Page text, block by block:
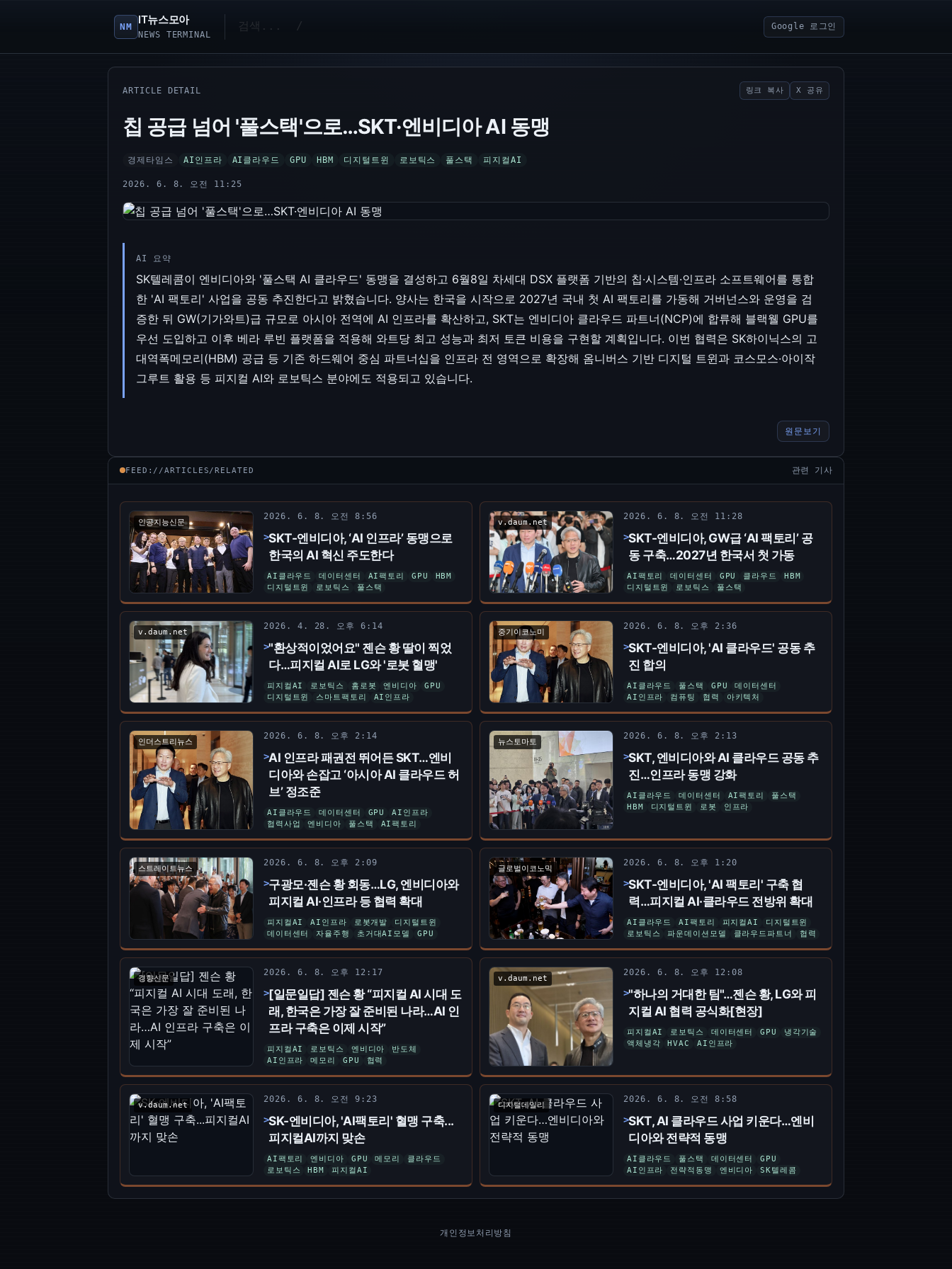
NM IT뉴스모아
NEWS TERMINAL
Google 로그인
ARTICLE DETAIL 링크 복사 X 공유
칩 공급 넘어 '풀스택'으로…SKT·엔비디아 AI 동맹
경제타임스 AI인프라 AI클라우드 GPU HBM 디지털트윈 로보틱스 풀스택 피지컬AI
2026. 6. 8. 오전 11:25
AI 요약
SK텔레콤이 엔비디아와 '풀스택 AI 클라우드' 동맹을 결성하고 6월8일 차세대 DSX 플랫폼 기반의 칩·시스템·인프라 소프트웨어를 통합
한 'AI 팩토리' 사업을 공동 추진한다고 밝혔습니다. 양사는 한국을 시작으로 2027년 국내 첫 AI 팩토리를 가동해 거버넌스와 운영을 검
증한 뒤 GW(기가와트)급 규모로 아시아 전역에 AI 인프라를 확산하고, SKT는 엔비디아 클라우드 파트너(NCP)에 합류해 블랙웰 GPU를
우선 도입하고 이후 베라 루빈 플랫폼을 적용해 와트당 최고 성능과 최저 토큰 비용을 구현할 계획입니다. 이번 협력은 SK하이닉스의 고
대역폭메모리(HBM) 공급 등 기존 하드웨어 중심 파트너십을 인프라 전 영역으로 확장해 옴니버스 기반 디지털 트윈과 코스모스·아이작
그루트 활용 등 피지컬 AI와 로보틱스 분야에도 적용되고 있습니다.
원문보기
FEED://ARTICLES/RELATED 관련 기사
인공지능신문
2026. 6. 8. 오전 8:56
SKT-엔비디아, ‘AI 인프라’ 동맹으로
한국의 AI 혁신 주도한다
AI클라우드 데이터센터 AI팩토리 GPU
HBM
디지털트윈
로보틱스 풀스택
v.daum.net
2026. 6. 8. 오전 11:28
SKT-엔비디아, GW급 ‘AI 팩토리’ 공
동 구축…2027년 한국서 첫 가동
AI팩토리 데이터센터 GPU 클라우드
HBM
디지털트윈
로보틱스 풀스택
v.daum.net
2026. 4. 28. 오후 6:14
"환상적이었어요" 젠슨 황 딸이 찍었
다…피지컬 AI로 LG와 '로봇 혈맹'
피지컬AI 로보틱스 홈로봇 엔비디아
GPU
디지털트윈
스마트팩토리 AI인프라
중기이코노미
2026. 6. 8. 오후 2:36
SKT-엔비디아, 'AI 클라우드' 공동 추
진 합의
AI클라우드 풀스택 GPU
데이터센터
AI인프라
컴퓨팅 협력 아키텍처
인더스트리뉴스
2026. 6. 8. 오후 2:14
AI 인프라 패권전 뛰어든 SKT…엔비
디아와 손잡고 ‘아시아 AI 클라우드 허
브’ 정조준
AI클라우드 데이터센터 GPU
AI인프라
협력사업
엔비디아 풀스택 AI팩토리
뉴스토마토
2026. 6. 8. 오후 2:13
SKT, 엔비디아와 AI 클라우드 공동 추
진…인프라 동맹 강화
AI클라우드 데이터센터 AI팩토리
풀스택
HBM
디지털트윈 로봇 인프라
스트레이트뉴스
2026. 6. 8. 오후 2:09
구광모·젠슨 황 회동…LG, 엔비디아와
피지컬 AI·인프라 등 협력 확대
피지컬AI AI인프라 로봇개발
디지털트윈
데이터센터
자율주행 초거대AI모델 GPU
글로벌이코노믹
2026. 6. 8. 오후 1:20
SKT-엔비디아, 'AI 팩토리' 구축 협
력…피지컬 AI·클라우드 전방위 확대
AI클라우드 AI팩토리 피지컬AI
디지털트윈
로보틱스
파운데이션모델 클라우드파트너 협력
경향신문
2026. 6. 8. 오후 12:17
[일문일답] 젠슨 황 “피지컬 AI 시대 도
래, 한국은 가장 잘 준비된 나라…AI 인
프라 구축은 이제 시작”
피지컬AI 로보틱스 엔비디아
반도체
AI인프라
메모리 GPU 협력
v.daum.net
2026. 6. 8. 오후 12:08
"하나의 거대한 팀"…젠슨 황, LG와 피
지컬 AI 협력 공식화[현장]
피지컬AI 로보틱스 데이터센터 GPU
냉각기술
액체냉각
HVAC AI인프라
v.daum.net
2026. 6. 8. 오전 9:23
SK-엔비디아, 'AI팩토리' 혈맹 구축...
피지컬AI까지 맞손
AI팩토리 엔비디아 GPU 메모리
클라우드
로보틱스
HBM 피지컬AI
디지털데일리
2026. 6. 8. 오전 8:58
SKT, AI 클라우드 사업 키운다…엔비
디아와 전략적 동맹
AI클라우드 풀스택 데이터센터
GPU
AI인프라
전략적동맹 엔비디아 SK텔레콤
개인정보처리방침